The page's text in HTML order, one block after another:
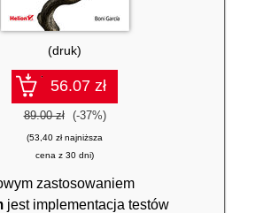
(druk)
56.07 zł
89.00 zł (-37%)
(53,40 zł najniższa
cena z 30 dni)
zastosowaniem
jest implementacja testów